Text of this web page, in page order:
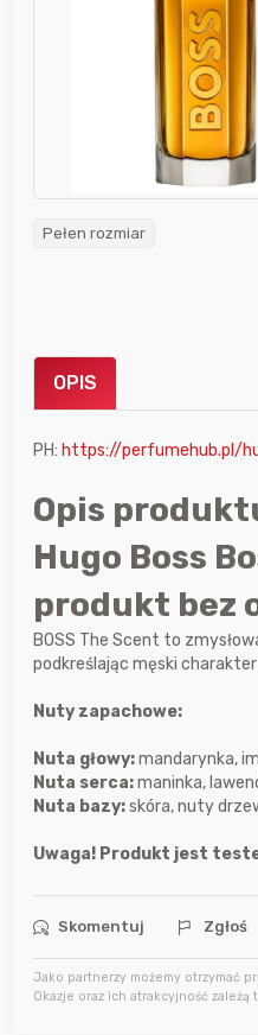
Pełen rozmiar
OPIS
PH: https://perfumehub.pl/
Opis
Hugo Boss
produkt bez
BOSS The Scent to
podkreślając męski
Nuty zapachowe:
Nuta głowy:mandarynka,
Nuta serca:maninka,
Nuta bazy:skóra, nuty
Uwaga! Produkt jest
Skomentuj Zgłoś
Jako partnerzy możemy otrzymać
Okazje oraz ich atrakcyjność
beztłuszczowa
Fryer
5 godzin
6 godzin
6 godzin
6 godzin